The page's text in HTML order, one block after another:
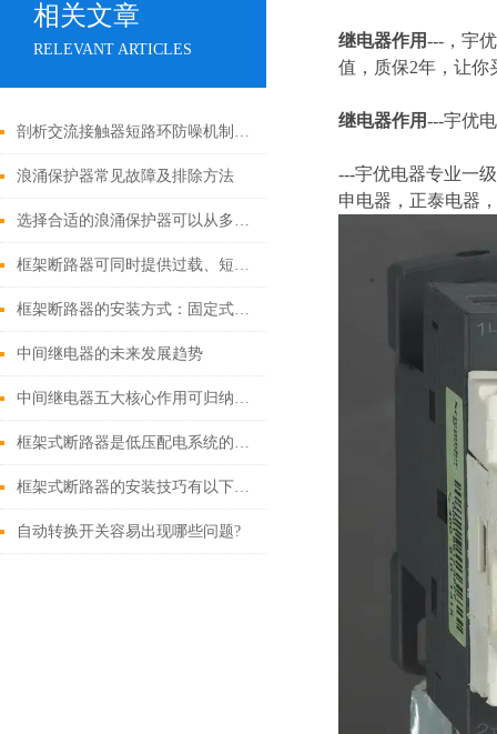
相关文章
RELEVANT ARTICLES
剖析交流接触器短路环防噪机制与电气安全操作红线
浪涌保护器常见故障及排除方法
选择合适的浪涌保护器可以从多个角度探讨
框架断路器可同时提供过载、短路、漏电保护功能
框架断路器的安装方式：固定式，插入式，抽出式
中间继电器的未来发展趋势
中间继电器五大核心作用可归纳如下
框架式断路器是低压配电系统的核心保护设备
框架式断路器的安装技巧有以下这些
自动转换开关容易出现哪些问题?
继电器作用---，宇
值，质保2年，让你
继电器作用---宇优
---宇优电器专业一
申电器，正泰电器